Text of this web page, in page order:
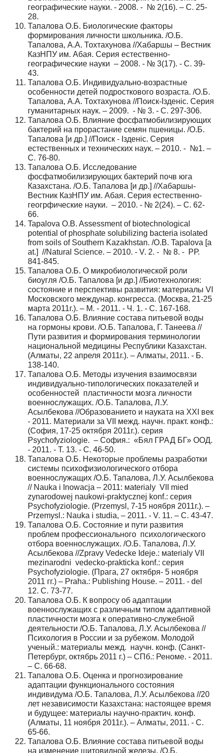
географические науки. - 2008. - № 2(16). – С. 25-
28.
Тапалова О.Б. Биологические факторы
формирования личности школьника. /О.Б.
Тапалова, А.А. Тохтахунова //Хабаршы – Вестник
КазНПУ им. Абая. Серия естественно-
географические науки – 2008. - № 3(17). - С. 39-
43.
Тапалова О.Б. Индивидуально-возрастные
особенности детей подросткового возраста. /О.Б.
Тапалова, А.А. Тохтахунова //Поиск-Iзденiс. Серия
гуманитарных наук. – 2009. - № 3. - С. 297-306.
Тапалова О.Б. Влияние фосфатмобилизирующих
бактерий на прорастание семян пшеницы. /О.Б.
Тапалова [и др.] //Поиск - Iзденic. Серия
естественных и технических наук. – 2010. - №1. –
С. 76-80.
Тапалова О.Б. Исследование
фосфатмобилизирующих бактерий почв юга
Казахстана. /О.Б. Тапалова [и др.] //Хабаршы-
Вестник КазНПУ им. Абая. Серия естественно-
геогрфические науки. – 2010. - № 2(24). – С. 62-
66.
Tapalova O.B. Assessment of biotechnological
potential of phosphate solubilizing bacteria isolated
from soils of Southern Kazakhstan. /О.B. Tapalova [a
at.] //Natural Science. – 2010. - V. 2. - № 8. - РР.
841-845.
Тапалова О.Б. О микробиологической роли
биоугля /О.Б. Тапалова [и др.] //Биотехнология:
состояние и перспективы развития: материалы VI
Московского междунар. конгресса. (Москва, 21-25
марта 2011г.). – М. - 2011. - Ч. 1. - С. 167-168.
Тапалова О.Б. Влияние состава питьевой воды
на гормоны крови. /О.Б. Тапалова, Г. Танеева //
Пути развития и формирования терминологии
национальной медицины Республики Казахстан.
(Алматы, 22 апреля 2011г.). – Алматы, 2011. - Б.
138-140.
Тапалова О.Б. Методы изучения взаимосвязи
индивидуально-типологических показателей и
особенностей пластичности мозга личности
военнослужащих. /О.Б. Тапалова, Л.У.
Асылбекова //Образованието и науката на ХХI век
- 2011. Материали за VII межд. научн. практ. конф.:
(София, 17-25 октября 2011г.). серия
Psychofyziologie. – София.: «Бял ГРАД БГ» ООД.
- 2011. - Т. 13. - С. 46-50.
Тапалова О.Б. Некоторые проблемы разработки
системы психофизиологического отбора
военнослужащих /О.Б. Тапалова, Л.У. Асылбекова
// Nauka i Inowacja – 2011: мaterialy VII mied
zynarodowej naukowi-praktycznej konf.: серия
Psychofyziologie. (Przemysl, 7-15 ноября 2011г.). –
Przemysl.: Nauka i studia, – 2011. - V. 11. – С. 43-47.
Тапалова О.Б. Состояние и пути развития
проблем профессионального психологического
отбора военнослужащих. /О.Б. Тапалова, Л.У.
Асылбекова //Zpravy Vedecke Ideje.: мaterialy VII
mezinarodni vedecko-prakticka konf.: серия
Psychofyziologie. (Прага, 27 октября- 5 ноября
2011 гг.) – Praha.: Publishing House. – 2011. - del
12. С. 73-77.
Тапалова О.Б. К вопросу об адаптации
военнослужащих с различным типом адаптивной
пластичности мозга к оперативно-служебной
деятельности /О.Б. Тапалова, Л.У. Асылбекова //
Психология в России и за рубежом. Молодой
ученый.: материалы межд. научн. конф. (Санкт-
Петербург, октябрь 2011 г.) – СПб.: Реноме. - 2011.
– С. 66-68.
Тапалова О.Б. Оценка и прогнозирование
адаптации функционального состояния
индивидума /О.Б. Тапалова, Л.У. Асылбекова //20
лет независимости Казахстана: настоящее время
и будущее: материалы научно-практич. конф.
(Алматы, 11 ноября 2011г.). – Алматы, 2011. - С.
65-66.
Тапалова О.Б. Влияние состава питьевой воды
на изменение щитовидной железы. /О.Б.